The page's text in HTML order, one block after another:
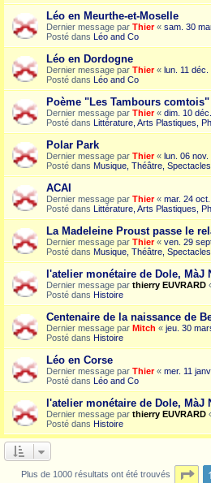
Léo en Meurthe-et-Moselle
Dernier message par Thier« sam. 30
Posté dans Léo and Co
Léo en Dordogne
Dernier message par Thier« lun. 11
Posté dans Léo and Co
Poème "Les Tambours comtois"
Dernier message par Thier« dim. 10
Posté dans Littérature, Arts Plastiques,
Polar Park
Dernier message par Thier« lun. 06
Posté dans Musique, Théâtre, Spectacles
ACAI
Dernier message par Thier« mar. 24
Posté dans Littérature, Arts Plastiques,
La Madeleine Proust passe le
Dernier message par Thier« ven. 29
Posté dans Musique, Théâtre, Spectacles
l'atelier monétaire de Dole, MàJ
Dernier message par thierry EUVRARD
Posté dans Histoire
Centenaire de la naissance de
Dernier message par Mitch « jeu. 30
Posté dans Histoire
Léo en Corse
Dernier message par Thier« mer. 11
Posté dans Léo and Co
l'atelier monétaire de Dole, MàJ
Dernier message par thierry EUVRARD
Posté dans Histoire
Plus de 1000 résultats ont été trouvés 1